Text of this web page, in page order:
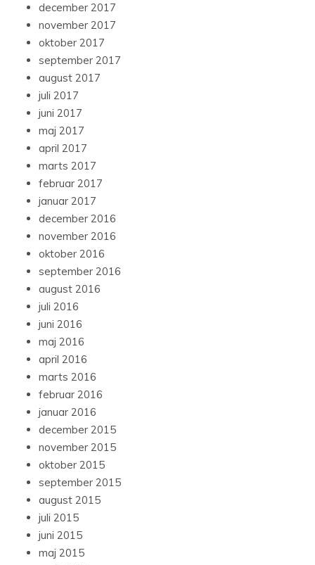
december 2017
november 2017
oktober 2017
september 2017
august 2017
juli 2017
juni 2017
maj 2017
april 2017
marts 2017
februar 2017
januar 2017
december 2016
november 2016
oktober 2016
september 2016
august 2016
juli 2016
juni 2016
maj 2016
april 2016
marts 2016
februar 2016
januar 2016
december 2015
november 2015
oktober 2015
september 2015
august 2015
juli 2015
juni 2015
maj 2015